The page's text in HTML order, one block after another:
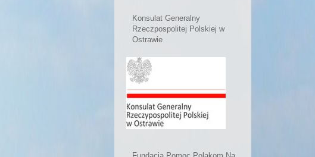
Konsulat Generalny
Rzeczpospolitej Polskiej w
Ostrawie